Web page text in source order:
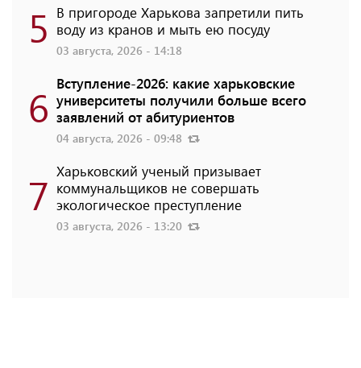
5 В пригороде Харькова запретили пить
воду из кранов и мыть ею посуду
03 августа, 2026 - 14:18
6 Вступление-2026: какие харьковские
университеты получили больше всего
заявлений от абитуриентов
04 августа, 2026 - 09:48
7 Харьковский ученый призывает
коммунальщиков не совершать
экологическое преступление
03 августа, 2026 - 13:20